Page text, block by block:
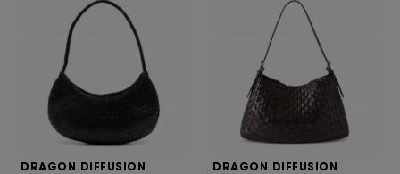
DRAGON DIFFUSION DRAGON DIFFUSION